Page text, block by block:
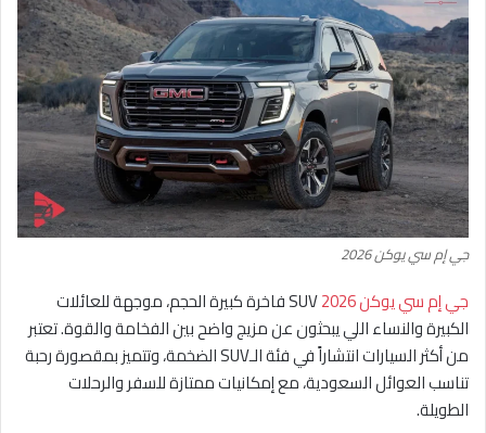
جي إم سي يوكن 2026
جي إم سي يوكن 2026
SUV فاخرة كبيرة الحجم، موجهة للعائلات
الكبيرة والنساء اللي يبحثون عن مزيج واضح بين الفخامة والقوة. تعتبر
من أكثر السيارات انتشاراً في فئة الـSUV الضخمة، وتتميز بمقصورة رحبة
تناسب العوائل السعودية، مع إمكانيات ممتازة للسفر والرحلات
الطويلة.